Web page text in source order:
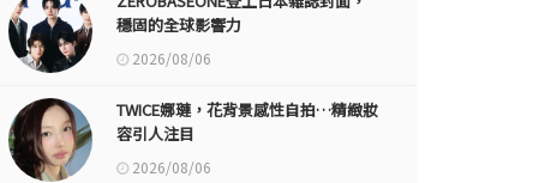
穩固的全球影響力
2026/08/06
TWICE娜璉，花背景感性自拍…精緻妝
容引人注目
2026/08/06